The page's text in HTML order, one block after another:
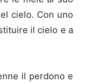
cielo. Con uno
il cielo e a
il perdono e